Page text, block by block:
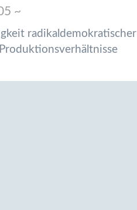
~
radikaldemokratischer